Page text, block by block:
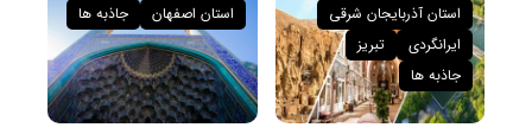
استان آذربایجان شرقی
ایرانگردی
تبریز
جاذبه ها
استان اصفهان جاذبه ها